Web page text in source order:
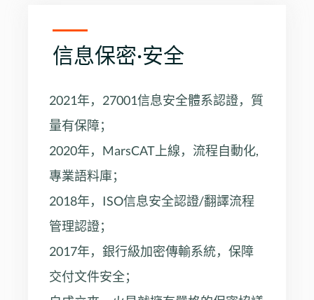
信息保密·安全
2021年，27001信息安全體系認證，質
量有保障；
2020年，MarsCAT上線，流程自動化,
專業語料庫；
2018年，ISO信息安全認證/翻譯流程
管理認證；
2017年，銀行級加密傳輸系統，保障
交付文件安全；